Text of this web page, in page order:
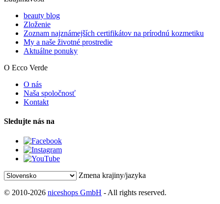
beauty blog
Zloženie
Zoznam najznámejších certifikátov na prírodnú kozmetiku
My a naše životné prostredie
Aktuálne ponuky
O Ecco Verde
O nás
Naša spoločnosť
Kontakt
Sledujte nás na
Zmena krajiny/jazyka
© 2010-2026 niceshops GmbH - All rights reserved.